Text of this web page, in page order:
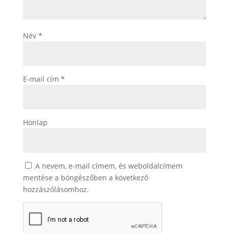
Név *
E-mail cím *
Honlap
A nevem, e-mail címem, és weboldalcímem
mentése a böngészőben a következő
hozzászólásomhoz.